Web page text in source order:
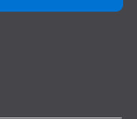
8 フージャース鹿児